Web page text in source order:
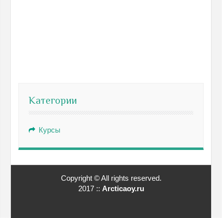
Категории
Курсы
Copyright © All rights reserved.
2017 :: Arcticaoy.ru